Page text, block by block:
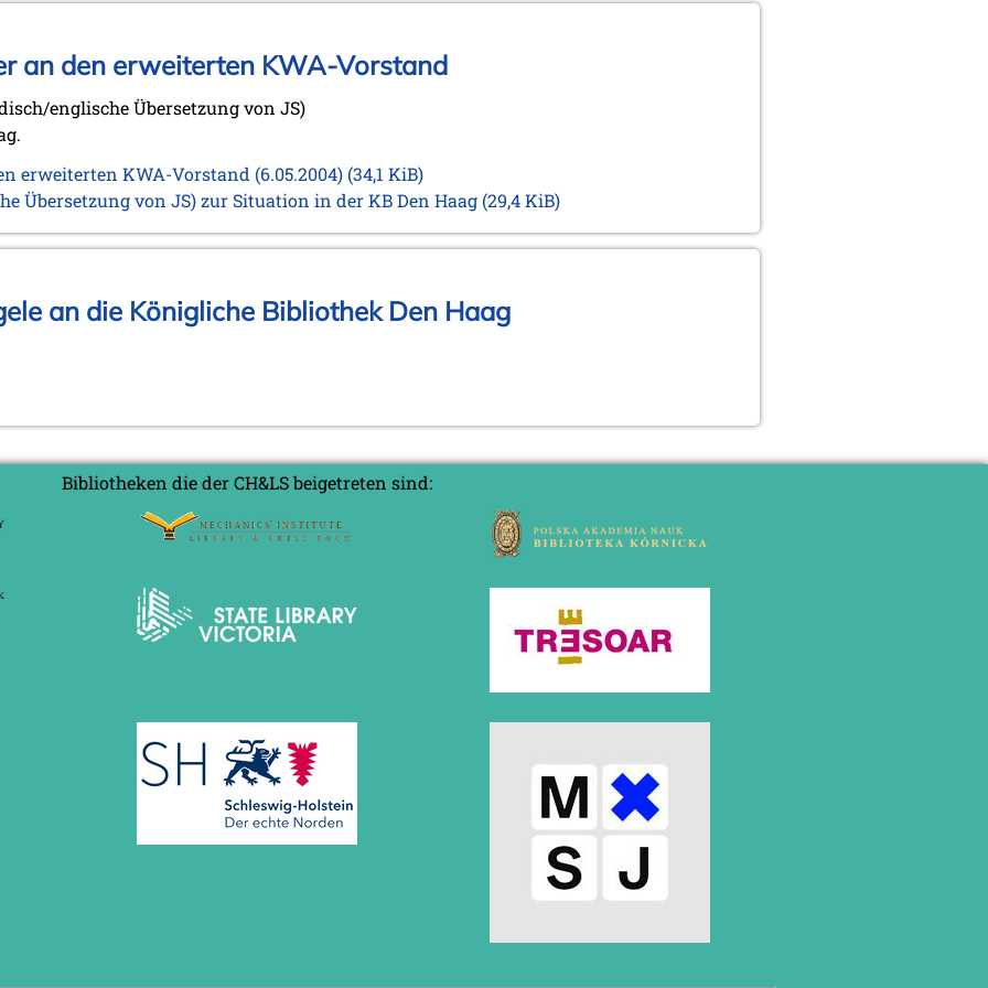
an den erweiterten KWA-Vorstand
englische Übersetzung von JS)
erweiterten KWA-Vorstand (6.05.2004) (34,1 KiB)
Übersetzung von JS) zur Situation in der KB Den Haag (29,4 KiB)
an die Königliche Bibliothek Den Haag
Bibliotheken die der CH&LS beigetreten sind: